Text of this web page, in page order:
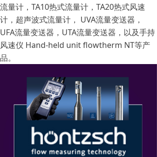
流量计，TA10热式流量计，TA20热式风速
计，超声波式流量计， UVA流量变送器，
UFA流量变送器，UTA流量变送器，以及手持
风速仪 Hand-held unit flowtherm NT等产
品。